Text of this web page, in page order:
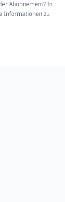
Abonnement? In
Informationen zu